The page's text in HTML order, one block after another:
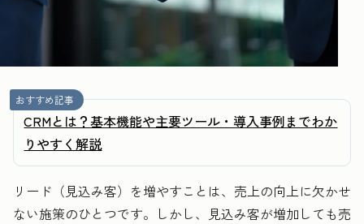
おすすめ記事
CRMとは？基本機能や主要ツール・導入事例までわか
りやすく解説
リード（見込み客）を増やすことは、売上の向上に欠かせ
ない施策のひとつです。しかし、見込み客が増加しても売